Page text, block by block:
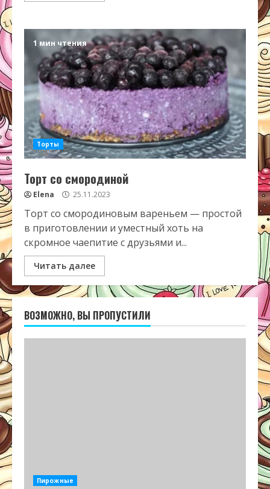
1 мин чтения
Торты
Торт со смородиной
Elena 25.11.2023
Торт со смородиновым вареньем — простой
в приготовлении и уместный хоть на
скромное чаепитие с друзьями и...
Читать далее
ВОЗМОЖНО, ВЫ ПРОПУСТИЛИ
Пирожные